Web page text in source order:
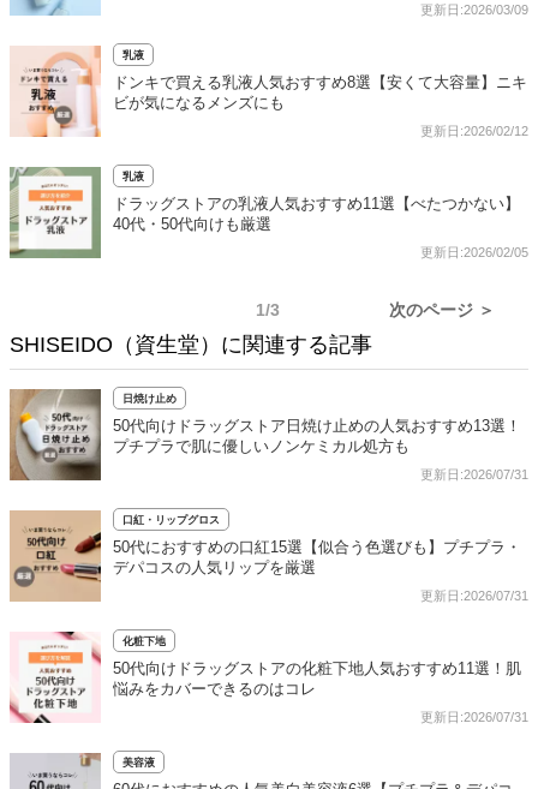
更新日:2026/03/09
乳液
ドンキで買える乳液人気おすすめ8選【安くて大容量】ニキ
ビが気になるメンズにも
更新日:2026/02/12
乳液
ドラッグストアの乳液人気おすすめ11選【べたつかない】
40代・50代向けも厳選
更新日:2026/02/05
1/3 次のページ ＞
SHISEIDO（資生堂）に関連する記事
日焼け止め
50代向けドラッグストア日焼け止めの人気おすすめ13選！
プチプラで肌に優しいノンケミカル処方も
更新日:2026/07/31
口紅・リップグロス
50代におすすめの口紅15選【似合う色選びも】プチプラ・
デパコスの人気リップを厳選
更新日:2026/07/31
化粧下地
50代向けドラッグストアの化粧下地人気おすすめ11選！肌
悩みをカバーできるのはコレ
更新日:2026/07/31
美容液